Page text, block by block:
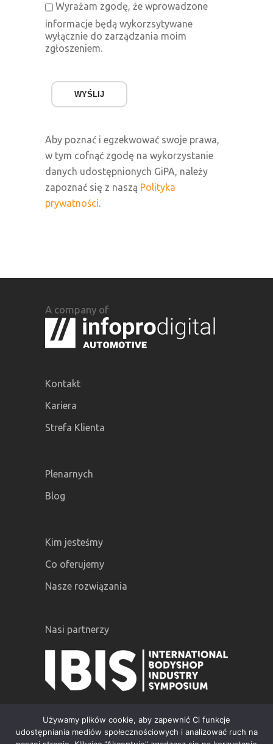
Wyrażam zgodę, że wprowadzone
informacje będą wykorzsytywane
wyłącznie do zarządzania moim
zgłoszeniem.
WYŚLIJ
Aby poznać i egzekwować swoje prawa,
w tym cofnąć zgodę na wykorzystanie
danych udostępnionych GiPA, należy
zapoznać się z naszą Polityka
prywatności.
A company of
Kontakt
Kariera
Strefa Klienta
Plenarnych
Blog
Kim jesteśmy
Co oferujemy
Nasze rozwiązania
Nasi partnerzy
Używamy plików cookie, aby zapewnić Ci funkcje
udostępniania mediów społecznościowych i analizować ruch na